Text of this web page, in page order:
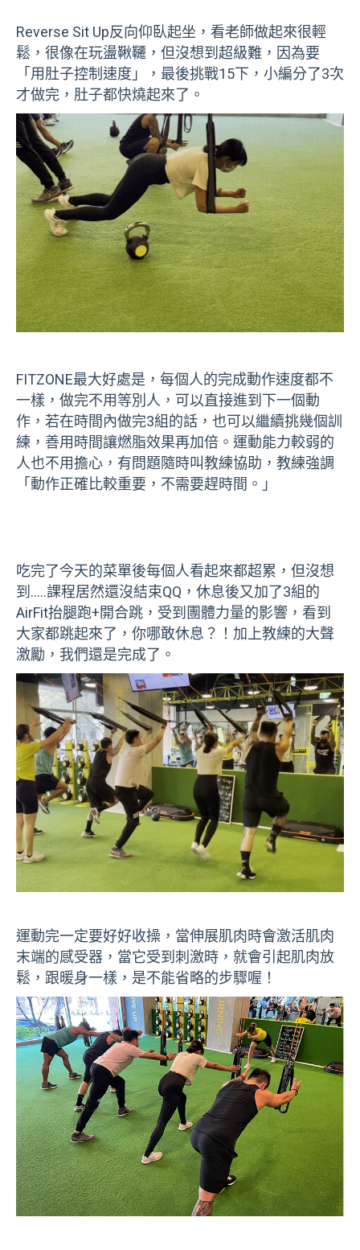
Reverse Sit Up反向仰臥起坐，看老師做起來很輕
鬆，很像在玩盪鞦韆，但沒想到超級難，因為要
「用肚子控制速度」，最後挑戰15下，小編分了3次
才做完，肚子都快燒起來了。
FITZONE最大好處是，每個人的完成動作速度都不
一樣，做完不用等別人，可以直接進到下一個動
作，若在時間內做完3組的話，也可以繼續挑幾個訓
練，善用時間讓燃脂效果再加倍。運動能力較弱的
人也不用擔心，有問題隨時叫教練協助，教練強調
「動作正確比較重要，不需要趕時間。」
吃完了今天的菜單後每個人看起來都超累，但沒想
到.....課程居然還沒結束QQ，休息後又加了3組的
AirFit抬腿跑+開合跳，受到團體力量的影響，看到
大家都跳起來了，你哪敢休息？！加上教練的大聲
激勵，我們還是完成了。
運動完一定要好好收操，當伸展肌肉時會激活肌肉
末端的感受器，當它受到刺激時，就會引起肌肉放
鬆，跟暖身一樣，是不能省略的步驟喔！